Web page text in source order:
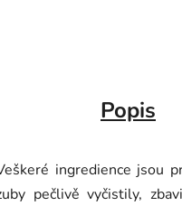
Popis
ingredience jsou
pečlivě vyčistily,